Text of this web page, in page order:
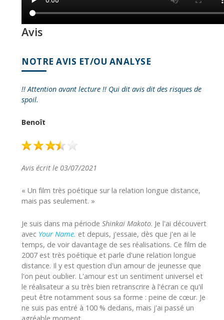
Avis
NOTRE AVIS ET/OU ANALYSE
!! Attention avant lecture !! Qui dit avis dit des risques de
spoil.
Benoît
Avis écrit le 03/07/2021
« Un film très poétique sur la relation longue distance,
mais pas seulement. »
Je suis dans ma période Shinkai Makoto. Je l'ai découvert
avec Your Name. et depuis, j'essaie, dès que j'en ai le
temps, de voir davantage de ses réalisations. Ce film de
2007 est très poétique et parle d'une relation longue
distance. Il y est question d'un amour de jeunesse que
l'on peut oublier. L'amour est un sentiment universel et
le réalisateur a su très bien retranscrire à l'écran ce qu'il
peut être notamment sous sa forme : peine de cœur. Je
ne suis pas entré à 100 % dedans, mais j'ai passé un